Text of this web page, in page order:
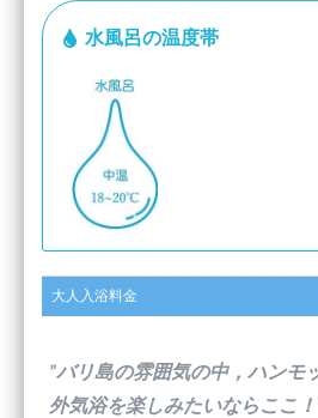
水風呂の温度帯
大人入浴料金
”バリ島の雰囲気の中，ハンモ
外気浴を楽しみたいならここ！